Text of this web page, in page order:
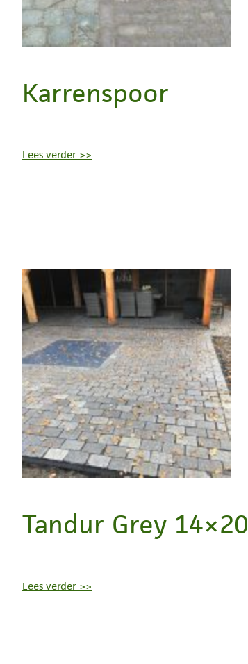
Karrenspoor
Lees verder >>
Tandur Grey 14×20
Lees verder >>